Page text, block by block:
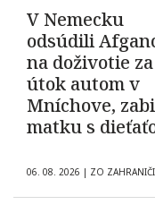
V Nemecku
odsúdili
na doživotie za
útok autom v
Mníchove,
matku s
06. 08. 2026 | ZO